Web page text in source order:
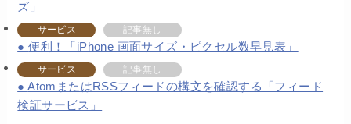
ズ」
サービス 記事無し
便利！「iPhone 画面サイズ・ピクセル数早見表」
サービス 記事無し
AtomまたはRSSフィードの構文を確認する「フィード
検証サービス」